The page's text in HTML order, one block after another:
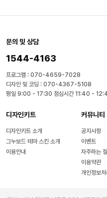
문의 및 상담
1544-4163
프로그램 : 070-4659-7028
디자인 및 코딩 : 070-4367-5108
평일 9:00 - 17:30 점심시간 11:40 -
디자인키트
디자인키트 소개
그누보드 테마 스킨 소개
이용안내
커뮤니티
공지사항
이벤트
자주하는
이용약관
개인정보